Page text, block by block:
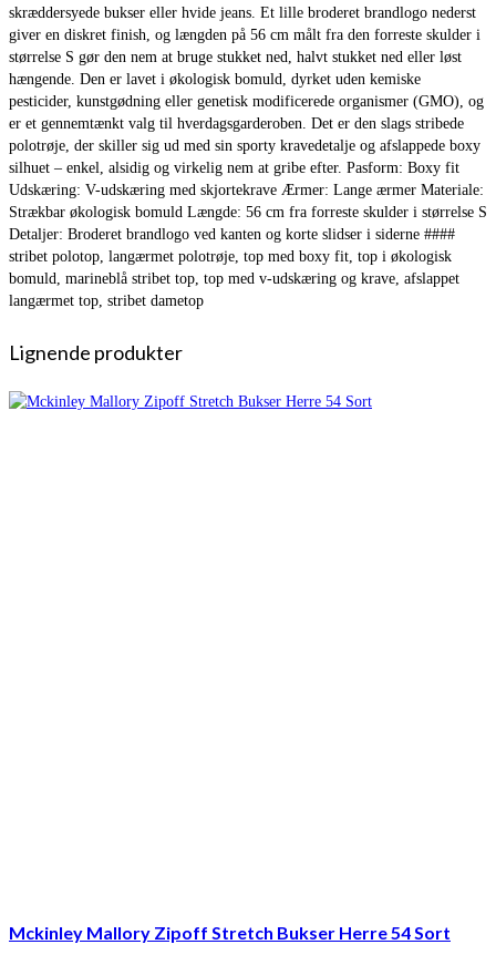
skræddersyede bukser eller hvide jeans. Et lille broderet brandlogo nederst
giver en diskret finish, og længden på 56 cm målt fra den forreste skulder i
størrelse S gør den nem at bruge stukket ned, halvt stukket ned eller løst
hængende. Den er lavet i økologisk bomuld, dyrket uden kemiske
pesticider, kunstgødning eller genetisk modificerede organismer (GMO), og
er et gennemtænkt valg til hverdagsgarderoben. Det er den slags stribede
polotrøje, der skiller sig ud med sin sporty kravedetalje og afslappede boxy
silhuet – enkel, alsidig og virkelig nem at gribe efter. Pasform: Boxy fit
Udskæring: V-udskæring med skjortekrave Ærmer: Lange ærmer Materiale:
Strækbar økologisk bomuld Længde: 56 cm fra forreste skulder i størrelse S
Detaljer: Broderet brandlogo ved kanten og korte slidser i siderne ####
stribet polotop, langærmet polotrøje, top med boxy fit, top i økologisk
bomuld, marineblå stribet top, top med v-udskæring og krave, afslappet
langærmet top, stribet dametop
Lignende produkter
Mckinley Mallory Zipoff Stretch Bukser Herre 54 Sort